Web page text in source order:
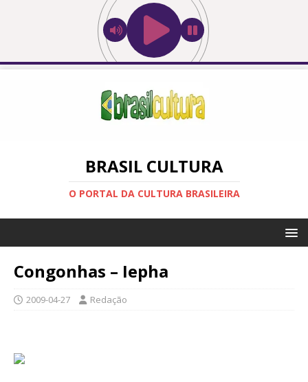
BRASIL CULTURA
O PORTAL DA CULTURA BRASILEIRA
Congonhas – Iepha
2009-04-27 Redação